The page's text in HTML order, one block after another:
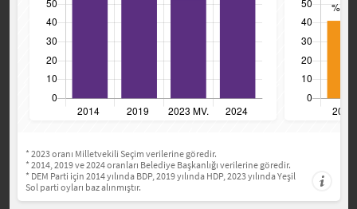
* 2023 oranı Milletvekili Seçim verilerine göredir.
* 2014, 2019 ve 2024 oranları Belediye Başkanlığı verilerine göredir.
* DEM Parti için 2014 yılında BDP, 2019 yılında HDP, 2023 yılında Yeşil
Sol parti oyları baz alınmıştır.